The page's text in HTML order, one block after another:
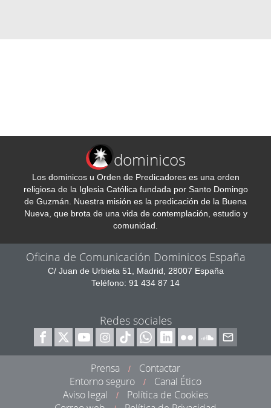
dominicos
Los dominicos u Orden de Predicadores es una orden
religiosa de la Iglesia Católica fundada por Santo Domingo
de Guzmán. Nuestra misión es la predicación de la Buena
Nueva, que brota de una vida de contemplación, estudio y
comunidad.
Oficina de Comunicación Dominicos España
C/ Juan de Urbieta 51, Madrid, 28007 España
Teléfono: 91 434 87 14
Redes sociales
Prensa /
Contactar
Entorno seguro
/
Canal Ético
Aviso legal
/
Política de Cookies